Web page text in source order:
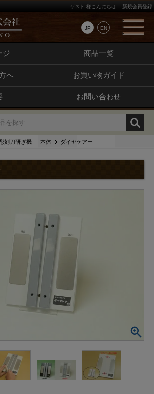
JP EN
ゲスト 様こんにちは 新規会員登録
ジ 商品一覧
へ お買い物ガイド
お問い合わせ
彫刻刀研ぎ機 本体 ダイヤケアー